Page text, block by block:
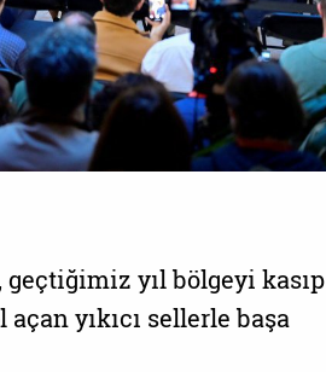
yıl bölgeyi kasıp
yıkıcı sellerle başa